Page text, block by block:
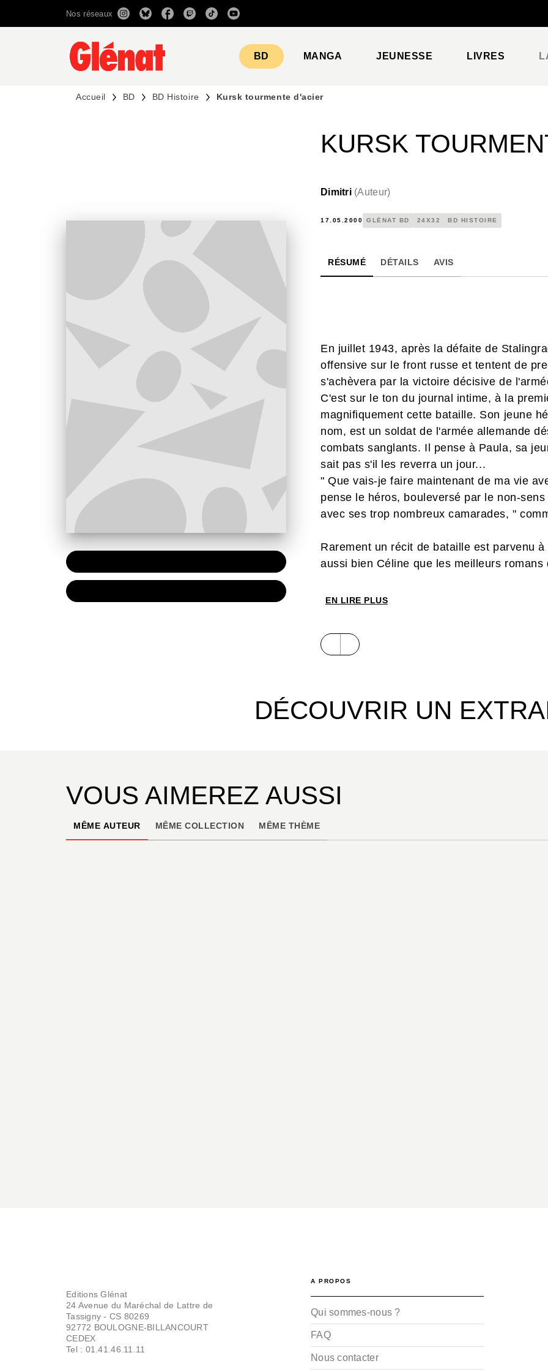
RECHERCHE CONTENU
Nos réseaux
BD MANGA JEUNESSE LIVRES
Accueil BD BD Histoire Kursk tourmente d'acier
KURSK
Dimitri (Auteur)
17.05.2000 GLÉNAT BD 24X32 BD HISTOIRE
RÉSUMÉ DÉTAILS AVIS
En juillet 1943, après la défaite de
offensive sur le front russe et tentent de
s'achèvera par la victoire décisive de
C'est sur le ton du journal intime, à la
magnifiquement cette bataille. Son jeune
nom, est un soldat de l'armée allemande
combats sanglants. Il pense à Paula, sa
sait pas s'il les reverra un jour...
" Que vais-je faire maintenant de ma vie
pense le héros, bouleversé par le non-
avec ses trop nombreux camarades, "
Rarement un récit de bataille est parvenu
aussi bien Céline que les meilleurs
parfaite. Plutôt que de nous submerger de
EN LIRE PLUS
DÉCOUVRIR UN
VOUS AIMEREZ AUSSI
MÊME AUTEUR MÊME COLLECTION MÊME THÈME
Editions Glénat
24 Avenue du Maréchal de Lattre de
Tassigny - CS 80269
92772 BOULOGNE-BILLANCOURT
CEDEX
Tel : 01.41.46.11.11
A PROPOS
Qui sommes-nous ?
FAQ
Nous contacter